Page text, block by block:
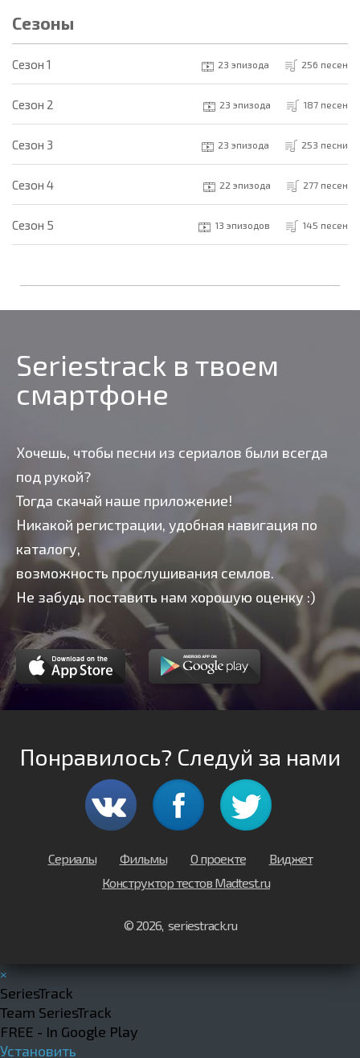
Сезоны
Cезон 1 23 эпизода 256 песен
Cезон 2 23 эпизода 187 песен
Cезон 3 23 эпизода 253 песни
Cезон 4 22 эпизода 277 песен
Cезон 5 13 эпизодов 145 песен
Seriestrack в твоем
смартфоне
Хочешь, чтобы песни из сериалов были всегда
под рукой?
Тогда скачай наше приложение!
Никакой регистрации, удобная навигация по
каталогу,
возможность прослушивания семлов.
Не забудь поставить нам хорошую оценку :)
Понравилось? Следуй за нами
Сериалы Фильмы О проекте
Виджет
Конструктор тестов Madtest.ru
© 2026, seriestrack.ru
×
SeriesTrack
Team SeriesTrack
FREE - In Google Play
Установить